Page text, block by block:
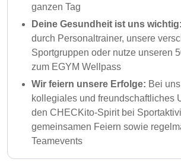
ganzen Tag
Deine Gesundheit ist uns wichtig:
durch Personaltrainer, unsere
Sportgruppen oder nutze unseren
zum EGYM Wellpass
Wir feiern unsere Erfolge: Bei
kollegiales und freundschaftliches
den CHECKito-Spirit bei
gemeinsamen Feiern sowie
Teamevents